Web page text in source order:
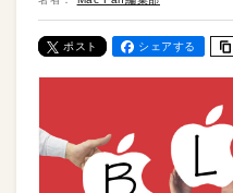
ポスト シェアする